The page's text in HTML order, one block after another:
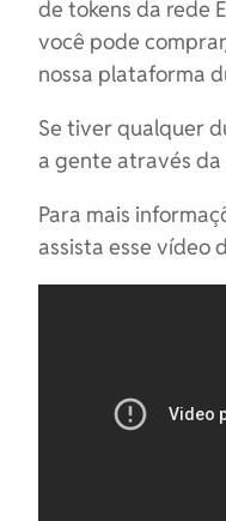
de tokens da rede
você pode
nossa plataforma
Se tiver qualquer
a gente através da
Para mais
assista esse vídeo